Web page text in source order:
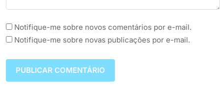
Notifique-me sobre novos comentários por e-mail.
Notifique-me sobre novas publicações por e-mail.